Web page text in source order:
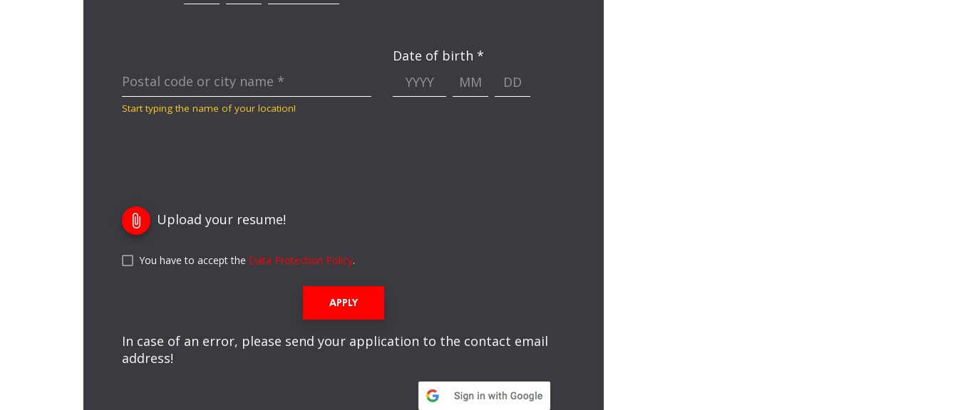
Postal code or city name *
Start typing the name of your location!
Date of birth *
attach_file Upload your resume!
You have to accept the Data Protection Policy.
APPLY
In case of an error, please send your application to the contact email
address!